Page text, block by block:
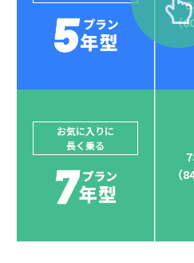
POINT
4
セブンマック
クレジットカ
ジョイカルジャパンでは、カ
他にはないサービスがクレジ
イント運用も！
（
お気に入りに
長く乗る
（